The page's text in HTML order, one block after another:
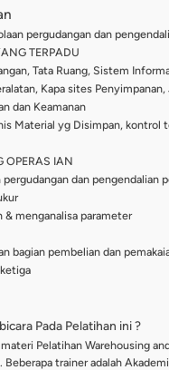
pergudangan dan
TERPADU
Tata Ruang, Sistem
Kapa sites Penyimpanan,
dan Keamanan
Material yg Disimpan, kontrol
OPERAS IAN
dan pengendalian
& menganalisa parameter
bagian pembelian dan
Pada Pelatihan ini ?
Pelatihan Warehousing
Beberapa trainer adalah